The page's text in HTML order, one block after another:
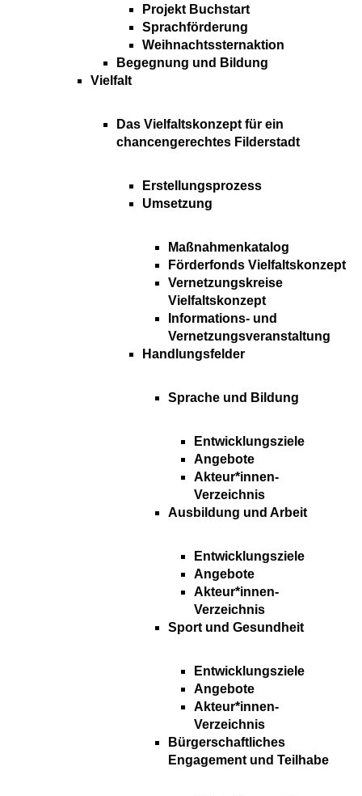
Projekt Buchstart
Sprachförderung
Weihnachtssternaktion
Begegnung und Bildung
Vielfalt
Das Vielfaltskonzept für ein
chancengerechtes Filderstadt
Erstellungsprozess
Umsetzung
Maßnahmenkatalog
Förderfonds Vielfaltskonzept
Vernetzungskreise
Vielfaltskonzept
Informations- und
Vernetzungsveranstaltung
Handlungsfelder
Sprache und Bildung
Entwicklungsziele
Angebote
Akteur*innen-
Verzeichnis
Ausbildung und Arbeit
Entwicklungsziele
Angebote
Akteur*innen-
Verzeichnis
Sport und Gesundheit
Entwicklungsziele
Angebote
Akteur*innen-
Verzeichnis
Bürgerschaftliches
Engagement und Teilhabe